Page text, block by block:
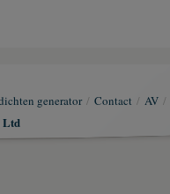
generator / Contact / AV /
Ltd